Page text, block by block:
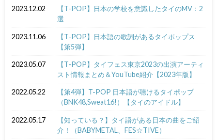
2023.12.02
【T-POP】日本の学校を意識したタイのMV：2
選
2023.11.06
【T-POP】日本語の歌詞があるタイポップス
【第5弾】
2023.05.07
【T-POP】タイフェス東京2023の出演アーティ
スト情報まとめ＆YouTube紹介【2023年版】
2022.05.22
【第4弾】T-POP 日本語が聴けるタイポップ
（BNK48,Sweat16!）【タイのアイドル】
2022.05.17
【知っている？】タイ語がある日本の曲をご紹
介！（BABYMETAL、FES☆TIVE）